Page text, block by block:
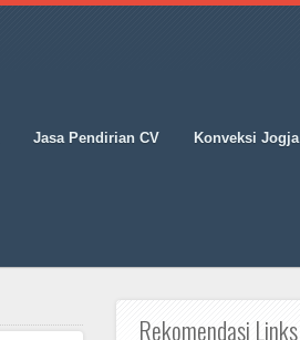
Jasa Pendirian CV Konveksi Jogja
Rekomendasi Links